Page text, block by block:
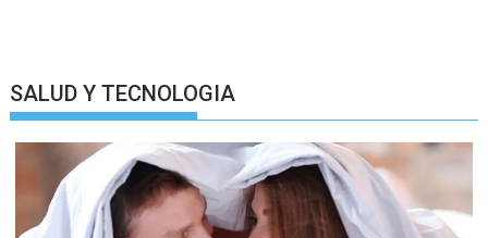
SALUD Y TECNOLOGIA